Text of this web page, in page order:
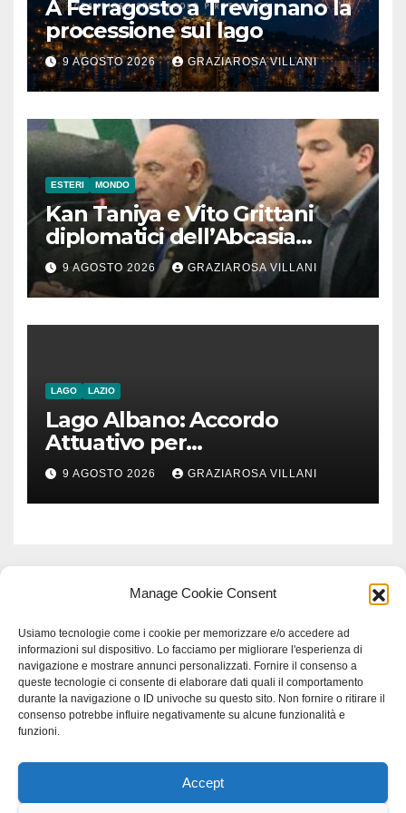
Manage Cookie Consent
Usiamo tecnologie come i cookie per memorizzare e/o accedere ad
informazioni sul dispositivo. Lo facciamo per migliorare l'esperienza di
navigazione e mostrare annunci personalizzati. Fornire il consenso a
queste tecnologie ci consente di elaborare dati quali il comportamento
durante la navigazione o ID univoche su questo sito. Non fornire o ritirare il
consenso potrebbe influire negativamente su alcune funzionalità e
funzioni.
Accept
A Ferragosto a Trevignano la
processione sul lago
9 AGOSTO 2026 GRAZIAROSA VILLANI
ESTERI MONDO
Kan Taniya e Vito Grittani
diplomatici dell’Abcasia
contro nota del governo
romeno. “Non si può invocare
la costruzione di ponti e allo
stesso tempo condannare
9 AGOSTO 2026 GRAZIAROSA VILLANI
LAGO LAZIO
Lago Albano: Accordo
Attuativo per
l’interconnessione
acquedottistica da 29,5
milioni di euro
9 AGOSTO 2026 GRAZIAROSA VILLANI
Proudly powered by WordPress|Tema: Newspaperex di